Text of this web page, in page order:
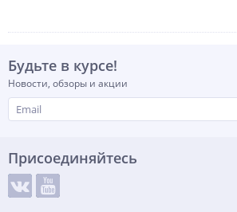
Будьте в курсе!
Новости, обзоры и акции
Присоединяйтесь